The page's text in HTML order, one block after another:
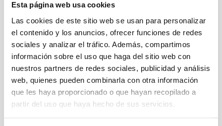
Esta página web usa cookies
Las cookies de este sitio web se usan para personalizar
el contenido y los anuncios, ofrecer funciones de redes
sociales y analizar el tráfico. Además, compartimos
información sobre el uso que haga del sitio web con
nuestros partners de redes sociales, publicidad y análisis
web, quienes pueden combinarla con otra información
que les haya proporcionado o que hayan recopilado a
partir del uso que haya hecho de sus servicios.
FRIDA
FRIDA: InFRared Imager and Disector for Adaptic
optics
InstrumentoEspectrógrafo